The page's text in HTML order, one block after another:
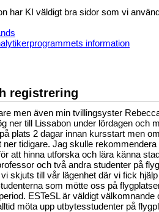
har KI väldigt bra sidor som vi
information
registrering
men även min tvillingsyster
ner till Lissabon under lördagen och
plats 2 dagar innan kursstart men
ner tidigare. Jag skulle
att hinna utforska och lära känna
och två andra studenter på
skjuts till vår lägenhet där vi fick
som mötte oss på
ESTeSL är väldigt välkomnande
möta upp utbytesstudenter på